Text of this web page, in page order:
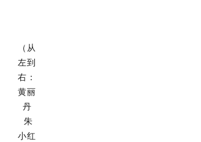
（从
左到
右：
黄丽
丹
朱
小红